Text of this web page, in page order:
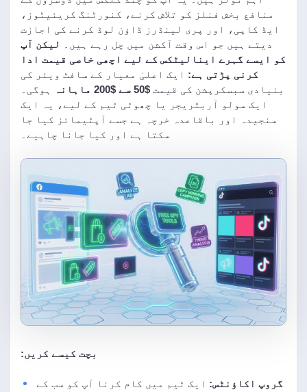
منافع بخش فنلز کو تلاش کرنے، کنورٹنگ کریئیٹوز،
ایڈ کاپی، اور پری لینڈرز ڈاؤن لوڈ کرنے کی اجازت
دیتے ہیں جو اس وقت آکشن میں چل رہے ہیں۔
لیکن آپ
کو ایسے گہرے اینالیٹکس کے لیے اچھی خاصی قیمت ادا
کرنی پڑتی ہے: ایک اعلیٰ معیار کے سافٹ ویئر کی
بنیادی سبسکرپشن کی قیمت $50 سے $200 ماہانہ
ہوگی۔
ایک سولو آربٹریجر یا چھوٹی ٹیم کے لیے، یہ ایک
سنجیدہ اور باقاعدہ خرچہ ہے جسے آپٹیمائز کیا جا
سکتا ہے اور کیا جانا چاہیے۔
بچت کیسے کریں:
گروپ اکاؤنٹس: ایک ٹیم میں کام کرنا آپ کو سب کے